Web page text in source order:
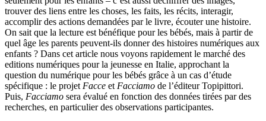
trouver des liens entre les choses, les faits, les récits, interagir,
accomplir des actions demandées par le livre, écouter une histoire.
On sait que la lecture est bénéfique pour les bébés, mais à partir de
quel âge les parents peuvent-ils donner des histoires numériques aux
enfants ? Dans cet article nous voyons rapidement le marché des
editions numériques pour la jeunesse en Italie, approchant la
question du numérique pour les bébés grâce à un cas d’étude
spécifique : le projet Facce et Facciamo de l’éditeur Topipittori.
Puis, Facciamo sera évalué en fonction des données tirées par des
recherches, en particulier des observations participantes.